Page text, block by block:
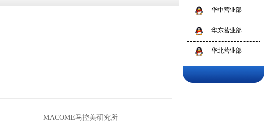
MACOME马控美研究所
华中营业部
华东营业部
华北营业部